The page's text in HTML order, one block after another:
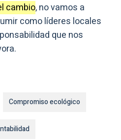
cambio, no vamos a
como líderes locales
que nos
Compromiso ecológico